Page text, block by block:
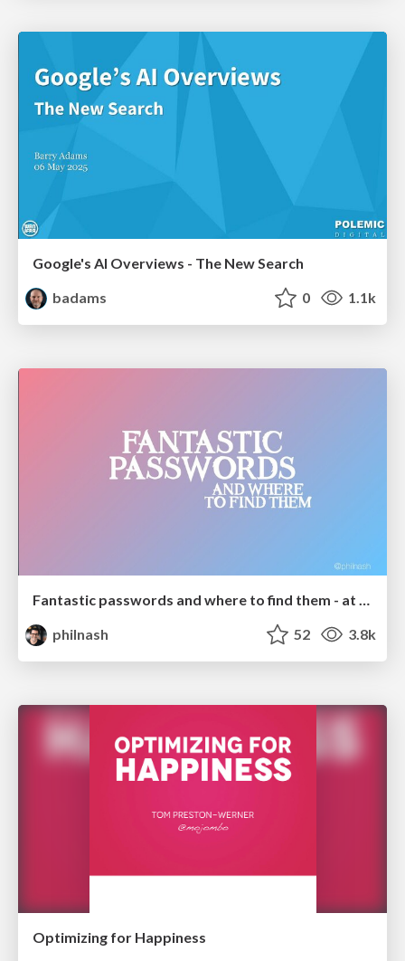
Google's AI Overviews - The New Search
badams
0 1.1k
Fantastic passwords and where to find them - at NoRuKo
philnash
52 3.8k
Optimizing for Happiness